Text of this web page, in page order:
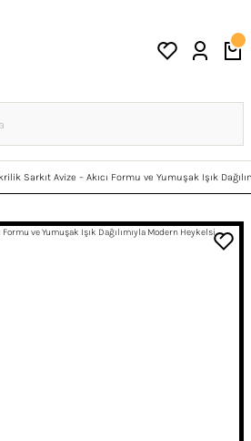
Sarkıt Avize – Akıcı Formu ve Yumuşak Işık